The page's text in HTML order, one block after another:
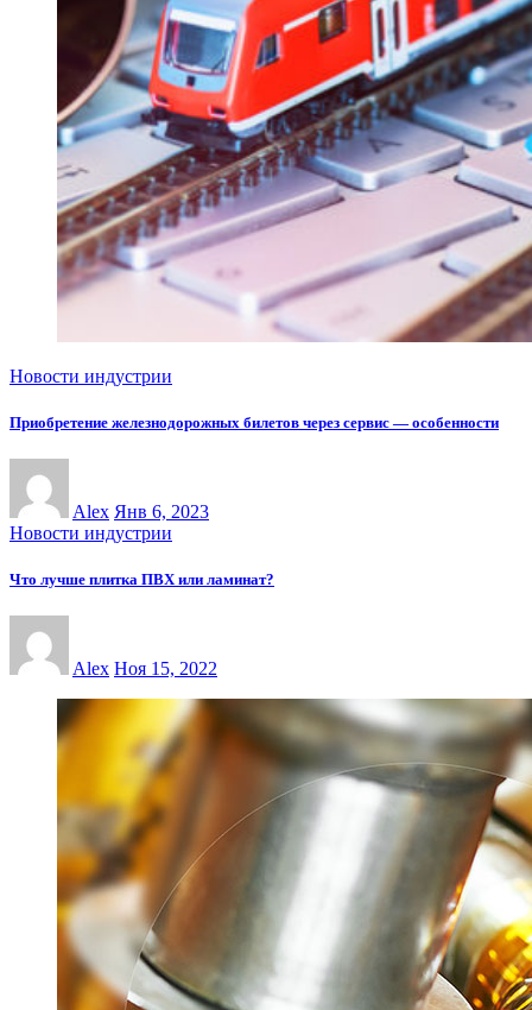
Новости индустрии
Приобретение железнодорожных билетов через сервис — особенности
Alex Янв 6, 2023
Новости индустрии
Что лучше плитка ПВХ или ламинат?
Alex Ноя 15, 2022